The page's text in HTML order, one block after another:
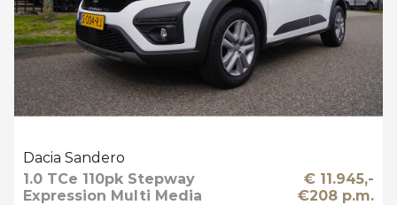
Dacia Sandero
1.0 TCe 110pk Stepway
Expression Multi Media
€ 11.945,-
€208 p.m.